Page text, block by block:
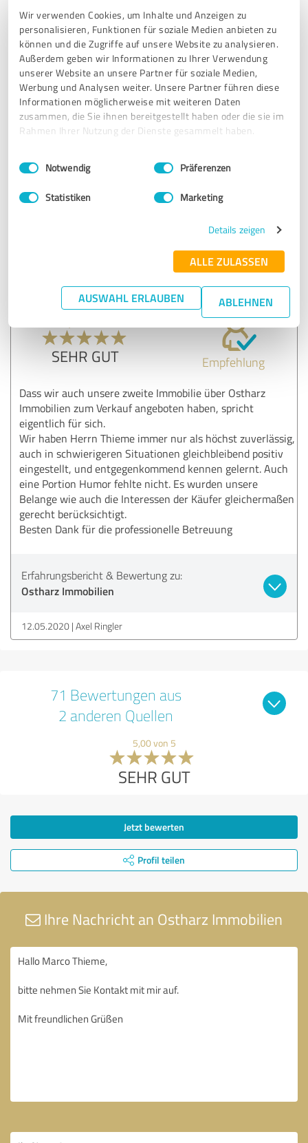
Wir verwenden Cookies, um Inhalte und Anzeigen zu
personalisieren, Funktionen für soziale Medien anbieten zu
können und die Zugriffe auf unsere Website zu analysieren.
Außerdem geben wir Informationen zu Ihrer Verwendung
unserer Website an unsere Partner für soziale Medien,
Werbung und Analysen weiter. Unsere Partner führen diese
Informationen möglicherweise mit weiteren Daten
zusammen, die Sie ihnen bereitgestellt haben oder die sie im
Rahmen Ihrer Nutzung der Dienste gesammelt haben.
Impressum Datenschutzbestimmungen
Einwilligungsauswahl
Notwendig Präferenzen
Statistiken Marketing
Details zeigen
ALLE ZULASSEN
AUSWAHL ERLAUBEN ABLEHNEN
SEHR GUT Empfehlung
Herr Thieme überzeugte durch detailliertes Wissen zur
Immobilie und einer jederzeit korrekten und
professionellen Abwicklung des Kaufes. Er arbeitet für die
Übermittlung erforderlicher Dokumente mit modernen
elektronischen Kommunikationsmitteln und hilft dabei die
Er ist ein sehr geeigneter und guter Makler aus Verkäufer-
SEHR GUT Empfehlung
Dass wir auch unsere zweite Immobilie über Ostharz
Immobilien zum Verkauf angeboten haben, spricht
eigentlich für sich.
Wir haben Herrn Thieme immer nur als höchst zuverlässig,
auch in schwierigeren Situationen gleichbleibend positiv
eingestellt, und entgegenkommend kennen gelernt. Auch
eine Portion Humor fehlte nicht. Es wurden unsere
Belange wie auch die Interessen der Käufer gleichermaßen
gerecht berücksichtigt.
Besten Dank für die professionelle Betreuung
Erfahrungsbericht & Bewertung zu:
Ostharz Immobilien
12.05.2020 Axel Ringler
71 Bewertungen aus
2 anderen Quellen
5,00 von 5
SEHR GUT
Jetzt bewerten
Profil teilen
Ihre Nachricht an Ostharz Immobilien